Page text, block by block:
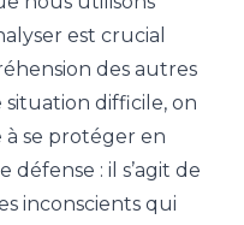
est crucial
des autres
situation difficile, on
se protéger en
défense : il s’agit de
inconscients qui